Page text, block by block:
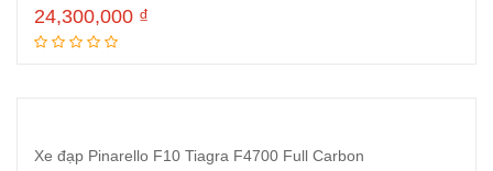
24,300,000 ₫
Xe đạp Pinarello F10 Tiagra F4700 Full Carbon